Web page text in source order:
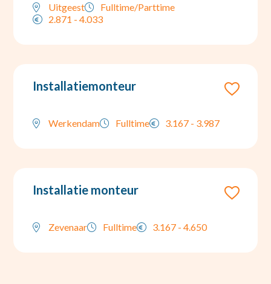
Uitgeest
Fulltime/Parttime
2.871 - 4.033
Installatiemonteur
Werkendam Fulltime 3.167 - 3.987
Installatie monteur
Zevenaar Fulltime 3.167 - 4.650